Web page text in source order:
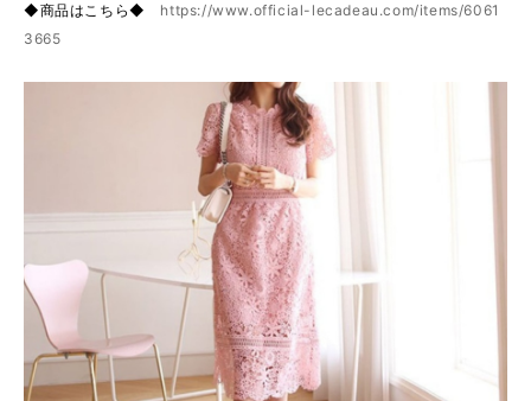
◆商品はこちら◆ https://www.official-lecadeau.com/items/6061
3665